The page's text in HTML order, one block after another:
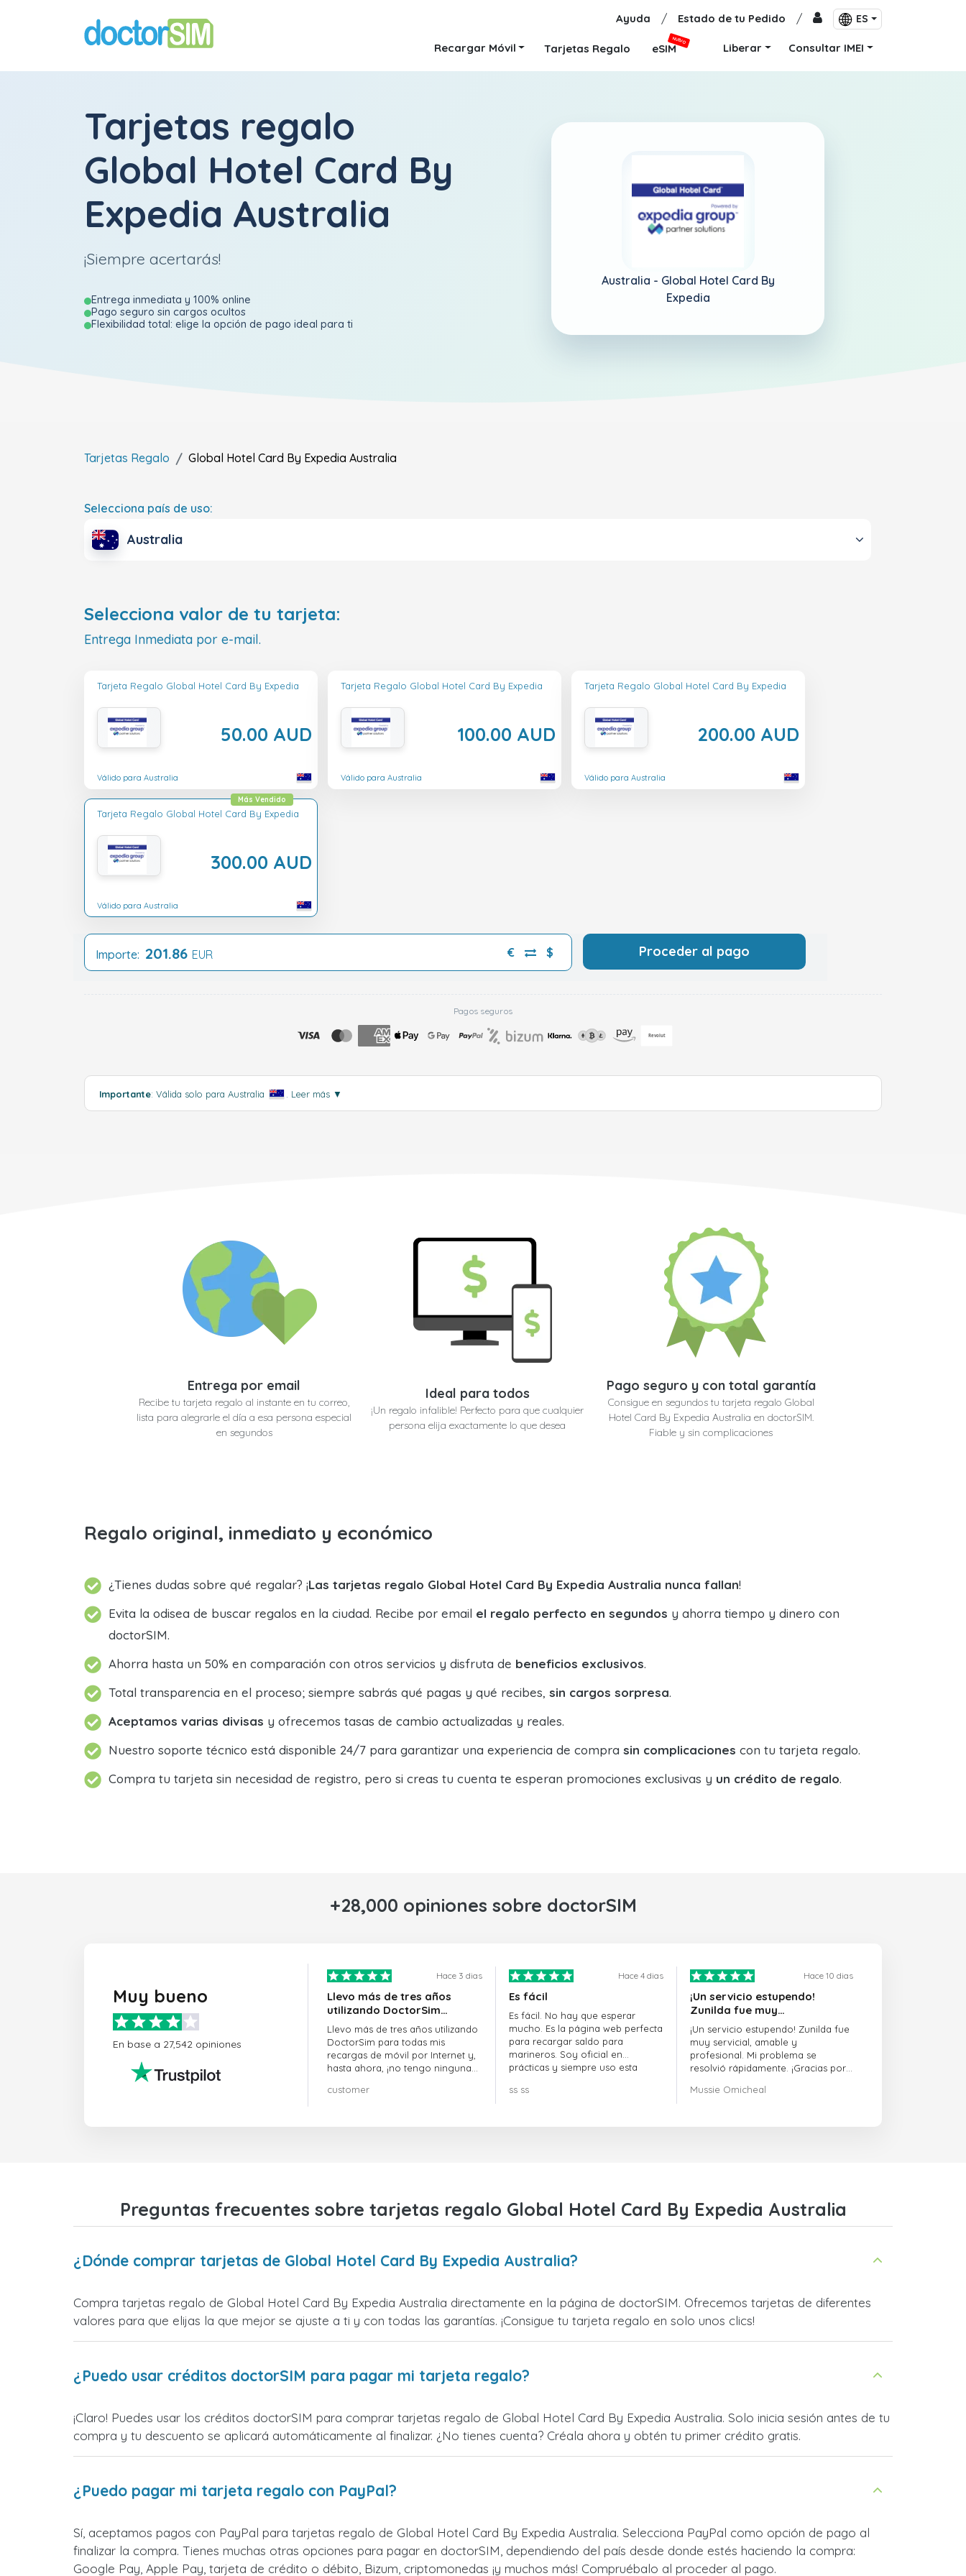
Ayuda / Estado de tu Pedido / ES
Recargar Móvil Tarjetas Regalo eSIM
NUEVO
Liberar Consultar IMEI
Tarjetas regalo
Global Hotel Card By
Expedia Australia
¡Siempre acertarás!
Entrega inmediata y 100% online
Pago seguro sin cargos ocultos
Flexibilidad total: elige la opción de pago ideal para ti
Australia - Global Hotel Card By
Expedia
Tarjetas Regalo Global Hotel Card By Expedia Australia
Selecciona país de uso:
Australia
Selecciona valor de tu tarjeta:
Entrega Inmediata por e-mail.
Tarjeta Regalo Global Hotel Card By Expedia
50.00 AUD
Válido para Australia
Tarjeta Regalo Global Hotel Card By Expedia
100.00 AUD
Válido para Australia
Tarjeta Regalo Global Hotel Card By Expedia
200.00 AUD
Válido para Australia
Tarjeta Regalo Global Hotel Card By Expedia
300.00 AUD
Más Vendido
Válido para Australia
Importe: 201.86 EUR € $ Proceder al pago
Pagos seguros
Importante: Válida solo para Australia . Leer más ▼
Entrega por email
Recibe tu tarjeta regalo al instante en tu correo,
lista para alegrarle el día a esa persona especial
en segundos
Ideal para todos
¡Un regalo infalible! Perfecto para que cualquier
persona elija exactamente lo que desea
Pago seguro y con total garantía
Consigue en segundos tu tarjeta regalo Global
Hotel Card By Expedia Australia en doctorSIM.
Fiable y sin complicaciones
Regalo original, inmediato y económico
¿Tienes dudas sobre qué regalar? ¡Las tarjetas regalo Global Hotel Card By Expedia Australia nunca fallan!
Evita la odisea de buscar regalos en la ciudad. Recibe por email el regalo perfecto en segundos y ahorra tiempo y dinero con
doctorSIM.
Ahorra hasta un 50% en comparación con otros servicios y disfruta de beneficios exclusivos.
Total transparencia en el proceso; siempre sabrás qué pagas y qué recibes, sin cargos sorpresa.
Aceptamos varias divisas y ofrecemos tasas de cambio actualizadas y reales.
Nuestro soporte técnico está disponible 24/7 para garantizar una experiencia de compra sin complicaciones con tu tarjeta regalo.
Compra tu tarjeta sin necesidad de registro, pero si creas tu cuenta te esperan promociones exclusivas y un crédito de regalo.
+28,000 opiniones sobre doctorSIM
Muy bueno
En base a 27,542 opiniones
Hace 3 dias
Llevo más de tres años
utilizando DoctorSim…
Llevo más de tres años utilizando
DoctorSim para todas mis
recargas de móvil por Internet y,
hasta ahora, ¡no tengo ninguna
customer
Hace 4 dias
Es fácil
Es fácil. No hay que esperar
mucho. Es la página web perfecta
para recargar saldo para
marineros. Soy oficial en
prácticas y siempre uso esta
ss ss
Hace 10 dias
¡Un servicio estupendo!
Zunilda fue muy…
¡Un servicio estupendo! Zunilda fue
muy servicial, amable y
profesional. Mi problema se
resolvió rápidamente. ¡Gracias por
Mussie Omicheal
Preguntas frecuentes sobre tarjetas regalo Global Hotel Card By Expedia Australia
¿Dónde comprar tarjetas de Global Hotel Card By Expedia Australia?
Compra tarjetas regalo de Global Hotel Card By Expedia Australia directamente en la página de doctorSIM. Ofrecemos tarjetas de diferentes
valores para que elijas la que mejor se ajuste a ti y con todas las garantías. ¡Consigue tu tarjeta regalo en solo unos clics!
¿Puedo usar créditos doctorSIM para pagar mi tarjeta regalo?
¡Claro! Puedes usar los créditos doctorSIM para comprar tarjetas regalo de Global Hotel Card By Expedia Australia. Solo inicia sesión antes de tu
compra y tu descuento se aplicará automáticamente al finalizar. ¿No tienes cuenta? Créala ahora y obtén tu primer crédito gratis.
¿Puedo pagar mi tarjeta regalo con PayPal?
Sí, aceptamos pagos con PayPal para tarjetas regalo de Global Hotel Card By Expedia Australia. Selecciona PayPal como opción de pago al
finalizar la compra. Tienes muchas otras opciones para pagar en doctorSIM, dependiendo del país desde donde estés haciendo la compra:
Google Pay, Apple Pay, tarjeta de crédito o débito, Bizum, criptomonedas ¡y muchos más! Compruébalo al proceder al pago.